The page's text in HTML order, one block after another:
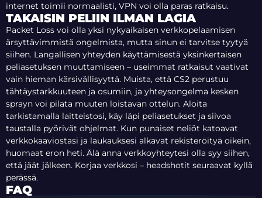
internet toimii normaalisti, VPN voi olla paras ratkaisu.
TAKAISIN PELIIN ILMAN LAGIA
Packet Loss voi olla yksi nykyaikaisen verkkopelaamisen
ärsyttävimmistä ongelmista, mutta sinun ei tarvitse tyytyä
siihen. Langallisen yhteyden käyttämisestä yksinkertaisen
peliasetuksen muuttamiseen – useimmat ratkaisut vaativat
vain hieman kärsivällisyyttä. Muista, että CS2 perustuu
tähtäystarkkuuteen ja osumiin, ja yhteysongelma kesken
sprayn voi pilata muuten loistavan ottelun. Aloita
tarkistamalla laitteistosi, käy läpi peliasetukset ja siivoa
taustalla pyörivät ohjelmat. Kun punaiset neliöt katoavat
verkkokaaviostasi ja laukauksesi alkavat rekisteröityä oikein,
huomaat eron heti. Älä anna verkkoyhteytesi olla syy siihen,
että jäät jälkeen. Korjaa verkkosi – headshotit seuraavat kyllä
perässä.
FAQ